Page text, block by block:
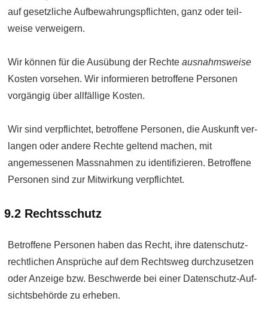
auf gesetz­liche Auf­bewahrungs­pflichten, ganz oder teil­
weise verweigern.
Wir können für die Aus­übung der Rechte ausnahms­weise
Kosten vor­sehen. Wir infor­mieren be­troffene Per­sonen
vorgängig über all­fällige Kosten.
Wir sind ver­pflichtet, betroffene Personen, die Auskunft ver­
langen oder andere Rechte geltend machen, mit
angemessenen Mass­nahmen zu identi­fizieren. Betroffene
Personen sind zur Mit­wirkung verpflichtet.
9.2 Rechtsschutz
Betroffene Personen haben das Recht, ihre daten­schutz­
rechtlichen Ansprüche auf dem Recht­sweg durch­zusetzen
oder Anzeige bzw. Beschwerde bei einer Daten­schutz-Auf­
sichts­behörde zu erheben.